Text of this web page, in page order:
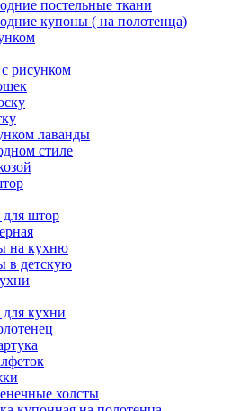
постельные ткани
купоны ( на полотенца)
рисунком
лаванды
стиле
штор
на кухню
в детскую
кухни
холсты